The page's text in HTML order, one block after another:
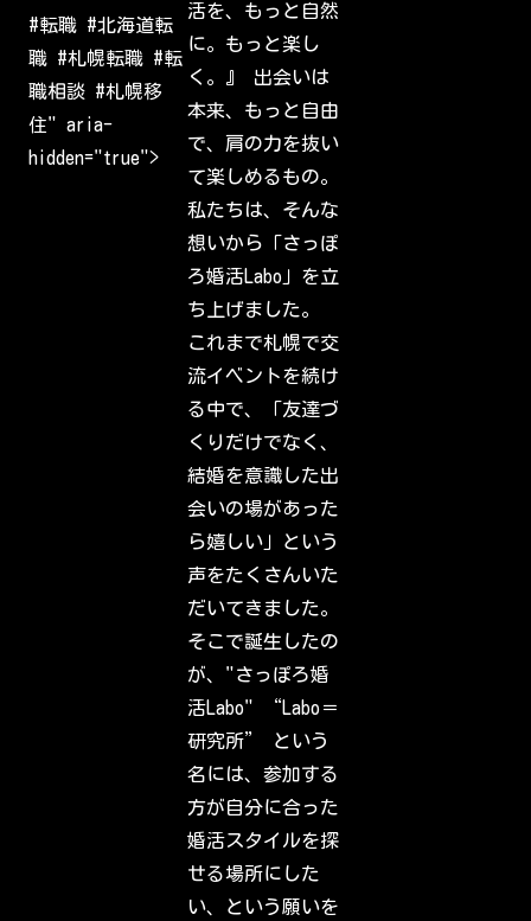
g
a
W
l
o
b
a
c
k
t
o
I
n
t
a
g
r
a
.
S
i
n
i
n
o
c
h
e
c
k
o
u
t
w
h
a
t
o
u
r
f
r
i
e
#転職 #北海道転
職 #札幌転職 #転
職相談 #札幌移
住" aria-
hidden="true">
活を、もっと自然
に。もっと楽し
く。』 出会いは
本来、もっと自由
で、肩の力を抜い
て楽しめるもの。
私たちは、そんな
想いから「さっぽ
ろ婚活Labo」を立
ち上げました。
これまで札幌で交
流イベントを続け
る中で、「友達づ
くりだけでなく、
結婚を意識した出
会いの場があった
ら嬉しい」という
声をたくさんいた
だいてきました。
そこで誕生したの
が、"さっぽろ婚
活Labo" “Labo＝
研究所” という
名には、参加する
方が自分に合った
婚活スタイルを探
せる場所にした
い、という願いを